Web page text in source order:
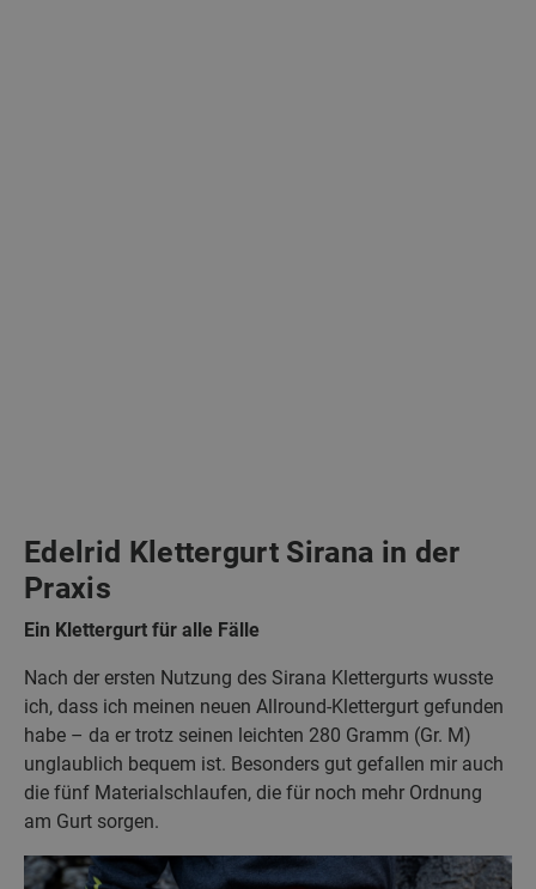
Edelrid Klettergurt Sirana in der
Praxis
Ein Klettergurt für alle Fälle
Nach der ersten Nutzung des Sirana Klettergurts wusste
ich, dass ich meinen neuen Allround-Klettergurt gefunden
habe – da er trotz seinen leichten 280 Gramm (Gr. M)
unglaublich bequem ist. Besonders gut gefallen mir auch
die fünf Materialschlaufen, die für noch mehr Ordnung
am Gurt sorgen.